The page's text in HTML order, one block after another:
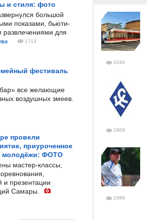
и стиля: фото
большой
показами, бьюти-
развлечениями для
1713
фестиваль
все желающие
воздушных змеев.
провели
приуроченное
молодёжи: ФОТО
мастер-классы,
и презентации
Самары.
1044
1809
1996